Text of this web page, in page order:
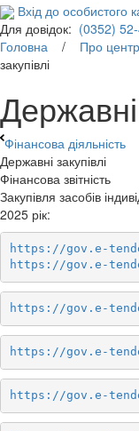
Вхід до особистого
Для довідок: (0352)
Головна / Про центр
закупівлі
Державні
Фінансова діяльність
Державні закупівлі
Фінансова звітність
Закупівля засобів
2025 рік:
https://gov.e-
https://gov.e-
https://gov.e-
https://gov.e-
https://gov.e-